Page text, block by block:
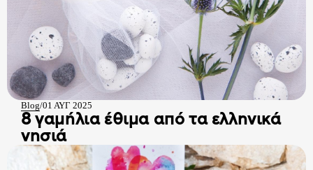
Blog/01 ΑΥΓ 2025
8 γαμήλια έθιμα από τα ελληνικά
νησιά